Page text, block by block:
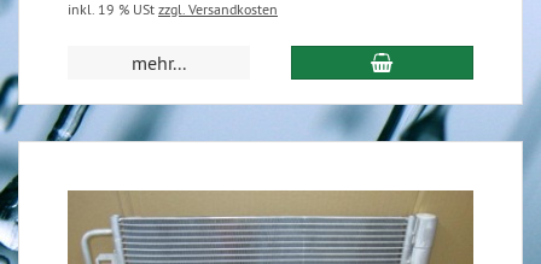
inkl. 19 % USt zzgl. Versandkosten
mehr...